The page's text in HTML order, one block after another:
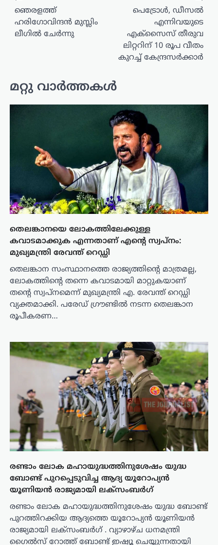
ഞെരളത്ത്
ഹരിഗോവിന്ദൻ മുസ്ലിം
ലീഗിൽ ചേർന്നു
പെട്രോൾ, ഡീസൽ
എന്നിവയുടെ
എക്സൈസ് തീരുവ
ലിറ്ററിന് 10 രൂപ വീതം
കുറച്ച് കേന്ദ്രസർക്കാർ
മറ്റു വാർത്തകൾ
തെലങ്കാനയെ ലോകത്തിലേക്കുള്ള
കവാടമാക്കുക എന്നതാണ് എന്റെ സ്വപ്നം:
മുഖ്യമന്ത്രി രേവന്ത് റെഡ്ഡി
തെലങ്കാന സംസ്ഥാനത്തെ രാജ്യത്തിന്റെ മാത്രമല്ല,
ലോകത്തിന്റെ തന്നെ കവാടമായി മാറ്റുകയാണ്
തന്റെ സ്വപ്നമെന്ന് മുഖ്യമന്ത്രി എ. രേവന്ത് റെഡ്ഡി
വ്യക്തമാക്കി. പരേഡ് ഗ്രൗണ്ടിൽ നടന്ന തെലങ്കാന
രൂപീകരണ…
രണ്ടാം ലോക മഹായുദ്ധത്തിനുശേഷം യുദ്ധ
ബോണ്ട് പുറപ്പെടുവിച്ച ആദ്യ യൂറോപ്യൻ
യൂണിയൻ രാജ്യമായി ലക്സംബർഗ്
രണ്ടാം ലോക മഹായുദ്ധത്തിനുശേഷം യുദ്ധ ബോണ്ട്
പുറത്തിറക്കിയ ആദ്യത്തെ യൂറോപ്യൻ യൂണിയൻ
രാജ്യമായി ലക്സംബർഗ് . വ്യാഴാഴ്ച ധനമന്ത്രി
ഗൈൽസ് റോത്ത് ബോണ്ട് ഇഷ്യൂ ചെയ്യുന്നതായി